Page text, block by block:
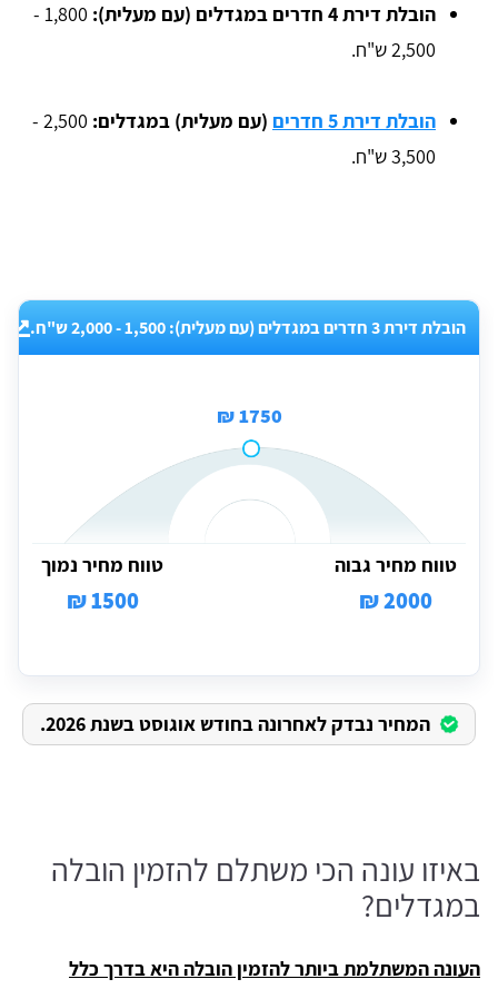
הובלת דירת 4 חדרים במגדלים (עם מעלית):
1,800 -
2,500 ש"ח.
הובלת דירת 5 חדרים (עם מעלית) במגדלים:
2,500 -
3,500 ש"ח.
הובלת דירת 3 חדרים במגדלים (עם מעלית): 1,500 - 2,000 ש"ח.
1750 ₪
טווח מחיר גבוה
2000 ₪
טווח מחיר נמוך
1500 ₪
המחיר נבדק לאחרונה בחודש אוגוסט בשנת 2026.
באיזו עונה הכי משתלם להזמין הובלה
במגדלים?
העונה המשתלמת ביותר להזמין הובלה היא בדרך כלל